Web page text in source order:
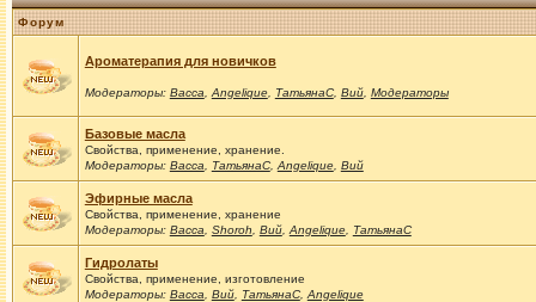
Форум
Ароматерапия для новичков
Модераторы: Васса Angelique, ТатьянаС, Вий, Модераторы
Базовые масла
Свойства, применение, хранение.
Модераторы: Васса ТатьянаС, Angelique, Вий
Эфирные масла
Свойства, применение, хранение
Модераторы: Васса Shoroh Вий, Angelique, ТатьянаС
Гидролаты
Свойства, применение, изготовление
Модераторы: Васса Вий, ТатьянаС, Angelique